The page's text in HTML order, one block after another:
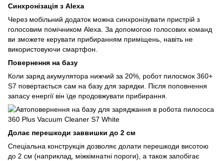
Синхронізація з Alexa
Через мобільний додаток можна синхронізувати пристрій з
голосовим помічником Alexa. За допомогою голосових команд
ви зможете керувати прибиранням приміщень, навіть не
використовуючи смартфон.
Повернення на базу
Коли заряд акумулятора нижчий за 20%, робот пилосмок 360+
S7 повертається сам на базу для зарядки. Після поповнення
запасу енергії він їде продовжувати прибирання.
Долає перешкоди заввишки до 2 см
Спеціальна конструкція дозволяє долати перешкоди висотою
до 2 см (наприклад, міжкімнатні пороги), а також запобігає